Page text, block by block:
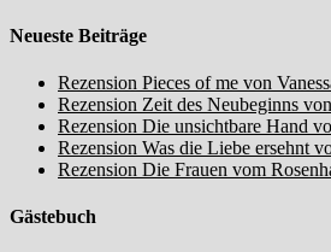
Neueste Beiträge
Rezension Pieces of me von
Rezension Zeit des Neubeginns
Rezension Die unsichtbare Hand
Rezension Was die Liebe ersehnt
Rezension Die Frauen vom
Gästebuch